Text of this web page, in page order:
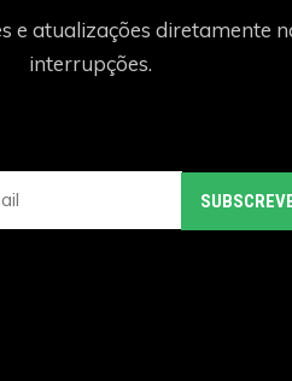
e atualizações diretamente
interrupções.